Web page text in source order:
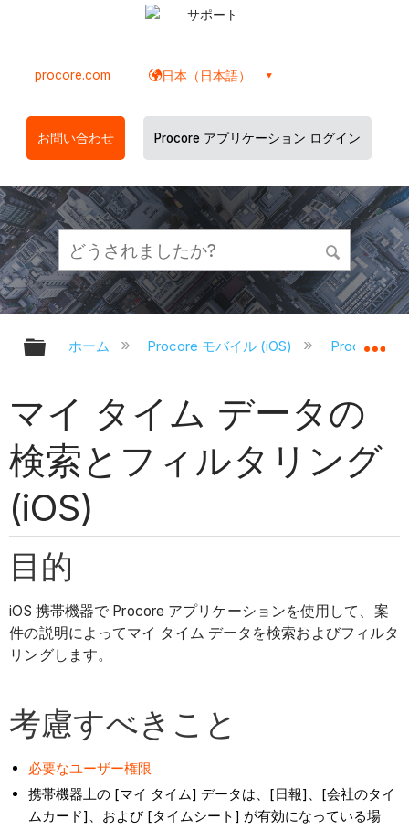
サポート
procore.com 日本（日本語）
お問い合わせ Procore アプリケーション ログイン
グローバル階層を展開/折りたたむ
ホーム Procore モバイル (iOS) Procore
マイ タイム データの
検索とフィルタリング
(iOS)
目的
iOS 携帯機器で Procore アプリケーションを使用して、案
件の説明によってマイ タイム データを検索およびフィルタ
リングします。
考慮すべきこと
必要なユーザー権限
携帯機器上の [マイ タイム] データは、[日報]、[会社のタイ
ムカード]、および [タイムシート] が有効になっている場